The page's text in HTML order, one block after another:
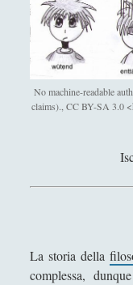
Talete - Vita e
Zenone di Elea -
';
Abelardo - Vita e
Alberto Magno -
Alcune riflessioni
Anselmo d’Aosta -
Avicenna - Vita e
No machine-readable
claims)., CC BY-SA 3.0
La storia della
complessa,